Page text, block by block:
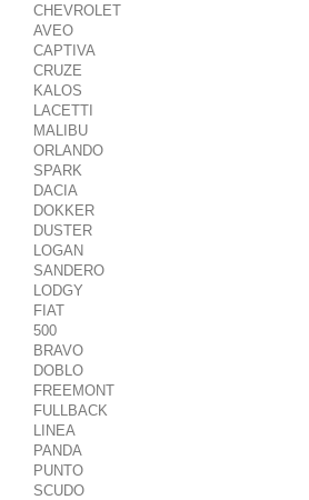
CHEVROLET
AVEO
CAPTIVA
CRUZE
KALOS
LACETTI
MALIBU
ORLANDO
SPARK
DACIA
DOKKER
DUSTER
LOGAN
SANDERO
LODGY
FIAT
500
BRAVO
DOBLO
FREEMONT
FULLBACK
LINEA
PANDA
PUNTO
SCUDO